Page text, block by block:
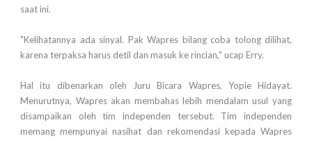
saat ini.
"Kelihatannya ada sinyal. Pak Wapres bilang coba tolong dilihat,
karena terpaksa harus detil dan masuk ke rincian," ucap Erry.
Hal itu dibenarkan oleh Juru Bicara Wapres, Yopie Hidayat.
Menurutnya, Wapres akan membahas lebih mendalam usul yang
disampaikan oleh tim independen tersebut. Tim independen
memang mempunyai nasihat dan rekomendasi kepada Wapres